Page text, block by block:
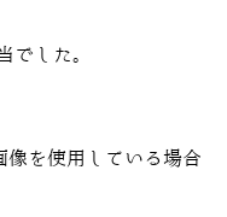
でした。
を使用している場合